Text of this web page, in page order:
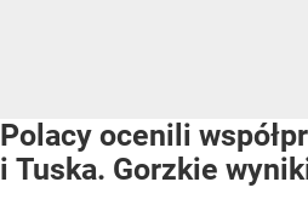
Polacy ocenili
i Tuska. Gorzkie